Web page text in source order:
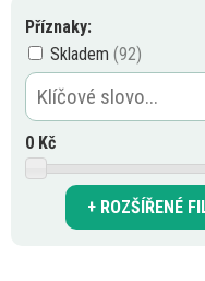
Příznaky:
Skladem
0 Kč
ROZŠÍŘENÉ